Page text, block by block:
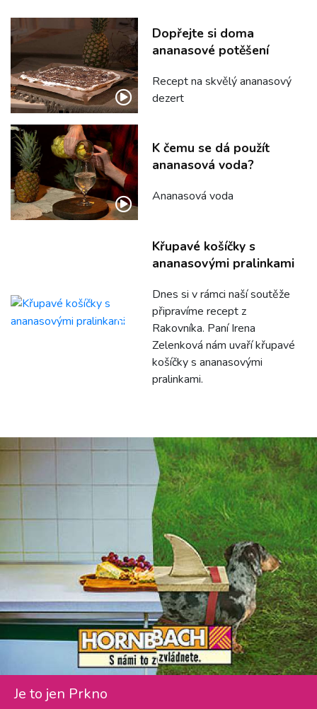
Dopřejte si doma
ananasové potěšení
Recept na skvělý ananasový
dezert
K čemu se dá použít
ananasová voda?
Ananasová voda
Křupavé košíčky s
ananasovými pralinkami
Dnes si v rámci naší soutěže
připravíme recept z
Rakovníka. Paní Irena
Zelenková nám uvaří křupavé
košíčky s ananasovými
pralinkami.
Je to jen Prkno